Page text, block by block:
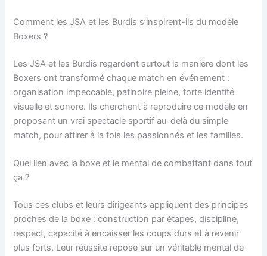
Comment les JSA et les Burdis s’inspirent-ils du modèle
Boxers ?
Les JSA et les Burdis regardent surtout la manière dont les
Boxers ont transformé chaque match en événement :
organisation impeccable, patinoire pleine, forte identité
visuelle et sonore. Ils cherchent à reproduire ce modèle en
proposant un vrai spectacle sportif au-delà du simple
match, pour attirer à la fois les passionnés et les familles.
Quel lien avec la boxe et le mental de combattant dans tout
ça ?
Tous ces clubs et leurs dirigeants appliquent des principes
proches de la boxe : construction par étapes, discipline,
respect, capacité à encaisser les coups durs et à revenir
plus forts. Leur réussite repose sur un véritable mental de